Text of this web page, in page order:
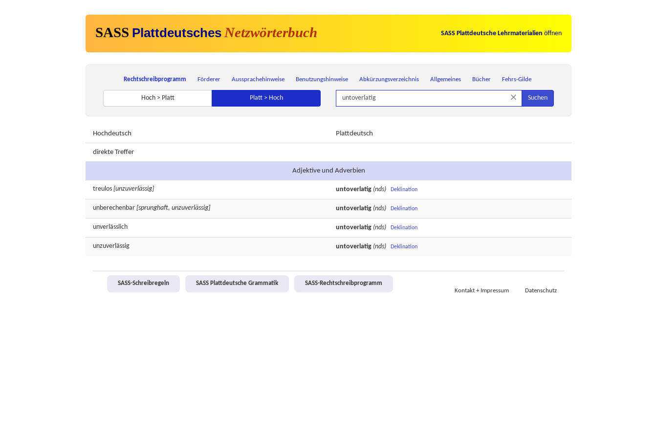
SASS Plattdeutsches Netzwörterbuch SASS Plattdeutsche Lehrmaterialien öffnen
Rechtschreibprogramm Förderer Aussprachehinweise Benutzungshinweise Abkürzungsverzeichnis Allgemeines Bücher Fehrs-Gilde
Hoch > Platt Platt > Hoch × Suchen
Hochdeutsch Plattdeutsch
direkte Treffer
Adjektive und Adverbien
treulos [unzuverlässig] untoverlatig (nds) Deklination
unberechenbar [sprunghaft, unzuverlässig] untoverlatig (nds) Deklination
unverlässlich untoverlatig (nds) Deklination
unzuverlässig untoverlatig (nds) Deklination
SASS-Schreibregeln SASS Plattdeutsche Grammatik
SASS-Rechtschreibprogramm
Kontakt + Impressum
Datenschutz